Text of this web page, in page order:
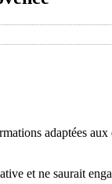
adaptées
et ne saurait